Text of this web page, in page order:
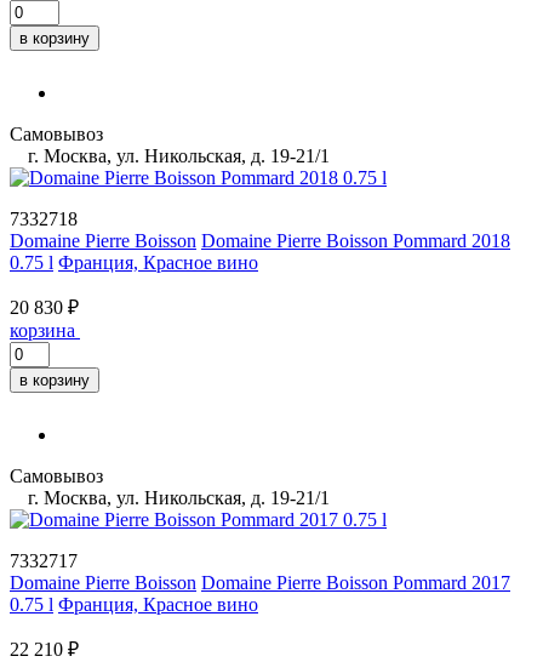
в корзину
Самовывоз
г. Москва, ул. Никольская, д. 19-21/1
7332718
Domaine Pierre Boisson Domaine Pierre Boisson Pommard 2018
0.75 l Франция, Красное вино
20 830 ₽
корзина
в корзину
Самовывоз
г. Москва, ул. Никольская, д. 19-21/1
7332717
Domaine Pierre Boisson Domaine Pierre Boisson Pommard 2017
0.75 l Франция, Красное вино
22 210 ₽